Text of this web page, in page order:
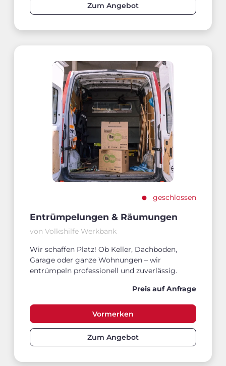
Zum Angebot
geschlossen
Entrümpelungen & Räumungen
von Volkshilfe Werkbank
Wir schaffen Platz! Ob Keller, Dachboden,
Garage oder ganze Wohnungen – wir
entrümpeln professionell und zuverlässig.
Preis auf Anfrage
Vormerken
Zum Angebot